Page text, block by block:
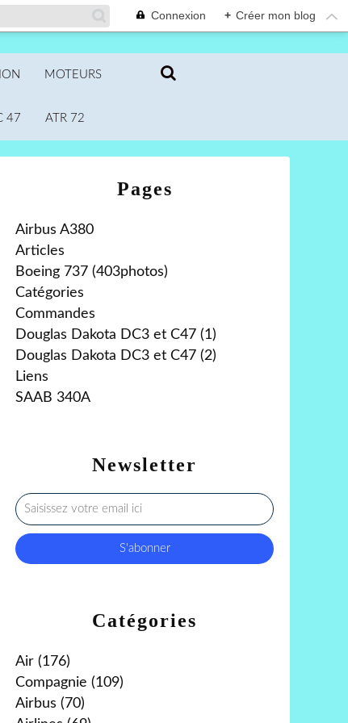
Connexion + Créer mon blog
MOTEURS
47 ATR 72
Newsletter
Catégories
Air (176)
Compagnie (109)
Airbus (70)
Pages
Airbus A380
Articles
Boeing 737 (403photos)
Catégories
Commandes
Douglas Dakota DC3 et C47 (1)
Douglas Dakota DC3 et C47 (2)
Liens
SAAB 340A